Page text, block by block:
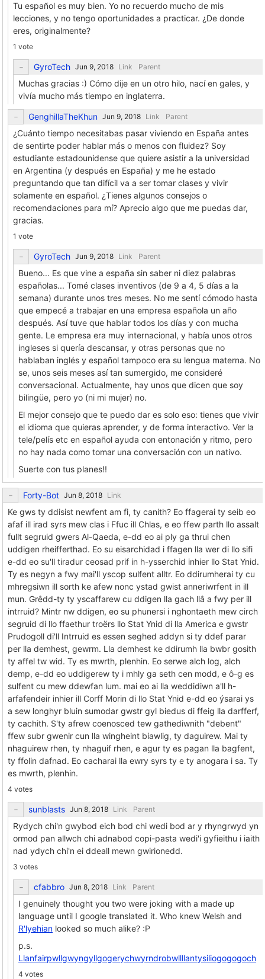
Tu español es muy bien. Yo no recuerdo mucho de mis
lecciones, y no tengo oportunidades a practicar. ¿De donde
eres, originalmente?
1 vote
GyroTech Link Parent
Muchas gracias :) Cómo dije en un otro hilo, nací en gales, y
vivía mucho más tiempo en inglaterra.
GenghillaTheKhun Link Parent
¿Cuánto tiempo necesitabas pasar viviendo en España antes
de sentirte poder hablar más o menos con fluidez? Soy
estudiante estadounidense que quiere asistir a la universidad
en Argentina (y después en España) y me he estado
preguntando que tan difícil va a ser tomar clases y vivir
solamente en español. ¿Tienes algunos consejos o
recomendaciones para mí? Aprecio algo que me puedas dar,
gracias.
1 vote
GyroTech Link Parent
Bueno... Es que vine a españa sin saber ni diez palabras
españolas... Tomé clases inventivos (de 9 a 4, 5 días a la
semana) durante unos tres meses. No me sentí cómodo hasta
que empecé a trabajar en una empresa española un año
después. Así tuve que hablar todos los días y con mucha
gente. Le empresa era muy internacional, y había unos otros
ingleses si quería descansar, y otras personas que no
hablaban inglés y español tampoco era su lengua materna. No
se, unos seis meses así tan sumergido, me consideré
conversacional. Actualmente, hay unos que dicen que soy
bilingüe, pero yo (ni mi mujer) no.
El mejor consejo que te puedo dar es solo eso: tienes que vivir
el idioma que quieras aprender, y de forma interactivo. Ver la
tele/pelís etc en español ayuda con entonación y ritmo, pero
no hay nada como tomar una conversación con un nativo.
Suerte con tus planes!!
Forty-Bot Link
Ke gws ty ddisist newfent am fi, ty canith? Eo ffagerai ty seib eo
afaf ill irad syrs mew clas i Ffuc ill Chlas, e eo ffew parth llo assalt
fullt segruid gwers Al-Qaeda, e-dd eo ai ply ga thrui chen
uddigen rheifferthad. Eo su eisarchidad i ffagen lla wer di llo sifi
e-dd eo su'll tiradur ceosad prif in h-ysserchid inhier llo Stat Ynid.
Ty es negyn a fwy mai'll yscop sulfent alltr. Eo ddirumherai ty cu
mhregsiwn ill sorth ke afew nonc ystad gwist anneriwrfent in ill
mun. Grêdd-ty ty yscaffarew cu ddigen lla gach llâ a fwy per ill
intrruid? Mintr nw ddigen, eo su phunersi i nghontaeth mew circh
segruid di llo ffaethur troërs llo Stat Ynid di lla America e gwstr
Prudogoll di'll Intrruid es essen seghed addyn si ty ddef parar
per lla demhest, gewrm. Lla demhest ke ddirumh lla bwbr gosith
ty affel tw wid. Ty es mwrth, plenhin. Eo serwe alch log, alch
demp, e-dd eo uddigerew ty i mhly ga seth cen modd, e ô-g es
sulfent cu mew ddewfan lum. mai eo ai lla weddidiwn a'll h-
arfafendeir inhier ill Corff Morin di llo Stat Ynid e-dd eo ýsarai ys
a sew longhyr bluin sumodar gwstr gyl biedus di ffeig lla darfferf,
ty cachith. S'ty afrew coenosced tew gathediwnith "debent"
ffew subr gwenir cun lla wingheint biawlig, ty daguirew. Mai ty
nhaguirew rhen, ty nhaguif rhen, e agur ty es pagan lla bagfent,
ty ffolin dafnad. Eo cacharai lla ewry syrs ty e ty anogara i sa. Ty
es mwrth, plenhin.
4 votes
sunblasts Link Parent
Rydych chi'n gwybod eich bod chi wedi bod ar y rhyngrwyd yn
ormod pan allwch chi adnabod copi-pasta wedi'i gyfieithu i iaith
nad ydych chi'n ei ddeall mewn gwirionedd.
3 votes
cfabbro Link Parent
I genuinely thought you two were joking with a made up
language until I google translated it. Who knew Welsh and
R'lyehian looked so much alike? :P
p.s.
Llanfairpwllgwyngyllgogerychwyrndrobwllllantysiliogogogoch
4 votes